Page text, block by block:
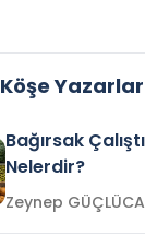
Köşe
Bağırsak
Nelerdir?
Zeynep